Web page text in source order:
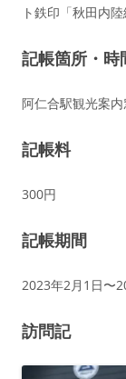
ト鉄印「秋田内
記帳箇所・時
阿仁合駅観光案内
記帳料
300円
記帳期間
2023年2月1日〜
訪問記